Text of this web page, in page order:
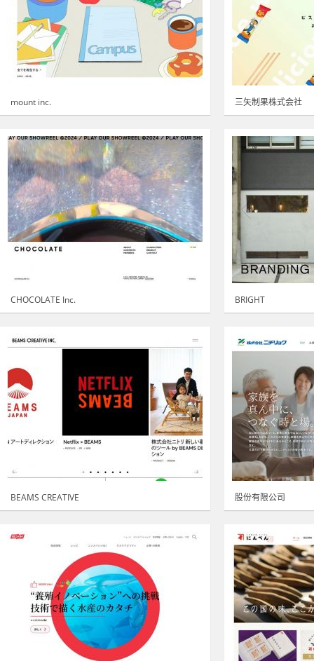
mount inc. 三矢制果株式会社
CHOCOLATE Inc. BRIGHT
BEAMS CREATIVE 股份有限公司